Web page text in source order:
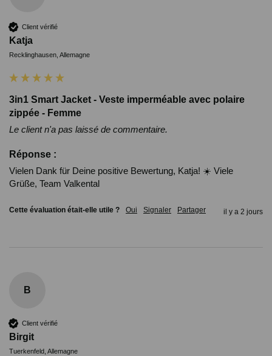
Client vérifié
Katja
Recklinghausen, Allemagne
3in1 Smart Jacket - Veste imperméable avec polaire
zippée - Femme
Le client n'a pas laissé de commentaire.
Réponse :
Vielen Dank für Deine positive Bewertung, Katja! ☀️ Viele
Grüße, Team Valkental
Cette évaluation était-elle utile ? Oui Signaler Partager il y a 2 jours
B
Client vérifié
Birgit
Tuerkenfeld, Allemagne